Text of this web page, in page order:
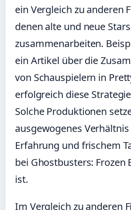
ein Vergleich zu anderen
denen alte und neue Stars
zusammenarbeiten.
ein Artikel über die
von Schauspielern in
erfolgreich diese
Solche Produktionen
ausgewogenes
Erfahrung und frischem
bei Ghostbusters: Frozen
ist.
Im Vergleich zu anderen